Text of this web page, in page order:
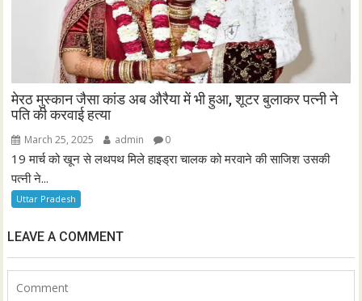
मेरठ मुस्कान जैसा कांड अब औरैया में भी हुआ, शूटर बुलाकर पत्नी ने
पति की करवाई हत्या
March 25, 2025 admin 0
19 मार्च को खून से लथपथ मिले हाइड्रा चालक को मरवाने की साजिश उसकी
पत्नी ने...
Uttar Pradesh
LEAVE A COMMENT